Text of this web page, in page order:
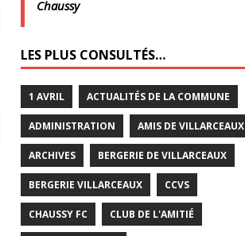
Chaussy
LES PLUS CONSULTÉS…
1 AVRIL ACTUALITÉS DE LA COMMUNE
ADMINISTRATION AMIS DE VILLARCEAUX
ARCHIVES BERGERIE DE VILLARCEAUX
BERGERIE VILLARCEAUX CCVS
CHAUSSY FC CLUB DE L'AMITIÉ